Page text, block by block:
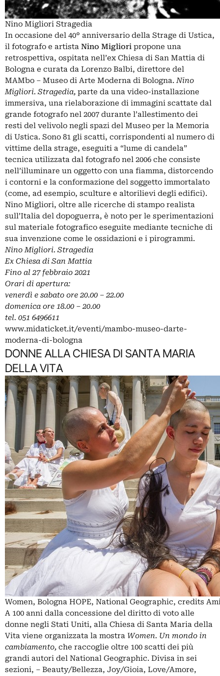
Nino Migliori Stragedia
In occasione del 40° anniversario della Strage di Ustica,
il fotografo e artista Nino Migliori propone una
retrospettiva, ospitata nell’ex Chiesa di San Mattia di
Bologna e curata da Lorenzo Balbi, direttore del
MAMbo – Museo di Arte Moderna di Bologna.Nino
Migliori. Stragedia, parte da una video-installazione
immersiva, una rielaborazione di immagini scattate dal
grande fotografo nel 2007 durante l’allestimento dei
resti del velivolo negli spazi del Museo per la Memoria
di Ustica. Sono 81 gli scatti, corrispondenti al numero di
vittime della strage, eseguiti a “lume di candela”
tecnica utilizzata dal fotografo nel 2006 che consiste
nell’illuminare un oggetto con una fiamma, distorcendo
i contorni e la conformazione del soggetto immortalato
(come, ad esempio, sculture e altorilievi degli edifici).
Nino Migliori, oltre alle ricerche di stampo realista
sull’Italia del dopoguerra, è noto per le sperimentazioni
sul materiale fotografico eseguite mediante tecniche di
sua invenzione come le ossidazioni e i pirogrammi.
Nino Migliori. Stragedia
Ex Chiesa di San Mattia
Fino al 27 febbraio 2021
Orari di apertura:
venerdì e sabato ore 20.00 – 22.00
domenica ore 18.00 – 20.00
tel. 051 6496611
www.midaticket.it/eventi/mambo-museo-darte-
moderna-di-bologna
DONNE ALLA CHIESA DI SANTA MARIA
DELLA VITA
Women, Bologna HOPE, National Geographic, credits
A 100 anni dalla concessione del diritto di voto alle
donne negli Stati Uniti, alla Chiesa di Santa Maria della
Vita viene organizzata la mostra Women. Un mondo in
cambiamento, che raccoglie oltre 100 scatti dei più
grandi autori del National Geographic. Divisa in sei
sezioni, – Beauty/Bellezza, Joy/Gioia, Love/Amore,